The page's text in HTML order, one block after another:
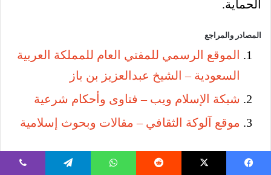
الحماية.
المصادر والمراجع
الموقع الرسمي للمفتي العام للمملكة العربية
السعودية – الشيخ عبدالعزيز بن باز
شبكة الإسلام ويب – فتاوى وأحكام شرعية
موقع آلوكة الثقافي – مقالات وبحوث إسلامية